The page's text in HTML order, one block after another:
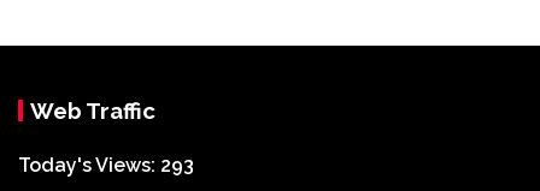
Web Traffic
Today's Views: 293